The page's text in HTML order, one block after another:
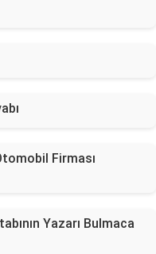
Firması
Yazarı Bulmaca